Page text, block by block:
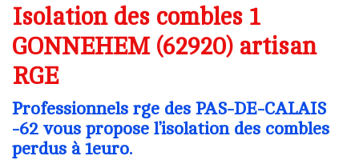
Isolation des combles 1
GONNEHEM (62920) artisan
RGE
Professionnels rge des PAS-DE-CALAIS
-62 vous propose l’isolation des combles
perdus à 1euro.